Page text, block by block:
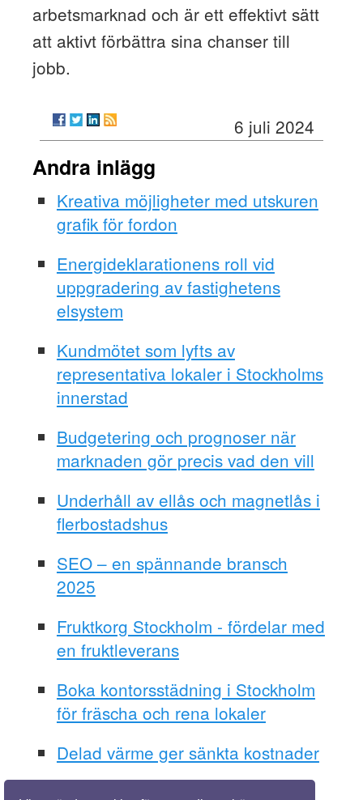
arbetsmarknad och är ett effektivt sätt
att aktivt förbättra sina chanser till
jobb.
6 juli 2024
Andra inlägg
Kreativa möjligheter med utskuren
grafik för fordon
Energideklarationens roll vid
uppgradering av fastighetens
elsystem
Kundmötet som lyfts av
representativa lokaler i Stockholms
innerstad
Budgetering och prognoser när
marknaden gör precis vad den vill
Underhåll av ellås och magnetlås i
flerbostadshus
SEO – en spännande bransch
2025
Fruktkorg Stockholm - fördelar med
en fruktleverans
Boka kontorsstädning i Stockholm
för fräscha och rena lokaler
Delad värme ger sänkta kostnader